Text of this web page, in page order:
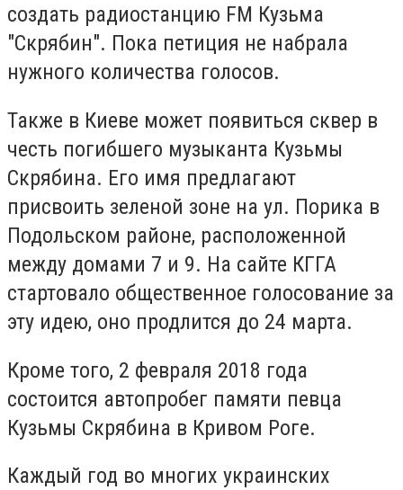
создать радиостанцию FM Кузьма
"Скрябин". Пока петиция не набрала
нужного количества голосов.
Также в Киеве может появиться сквер в
честь погибшего музыканта Кузьмы
Скрябина. Его имя предлагают
присвоить зеленой зоне на ул. Порика в
Подольском районе, расположенной
между домами 7 и 9. На сайте КГГА
стартовало общественное голосование за
эту идею, оно продлится до 24 марта.
Кроме того, 2 февраля 2018 года
состоится автопробег памяти певца
Кузьмы Скрябина в Кривом Роге.
Каждый год во многих украинских